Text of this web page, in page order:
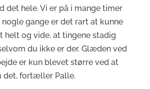
det hele. Vi er på i mange timer
gange er det rart at kunne
og vide, at tingene stadig
du ikke er der. Glæden ved
er kun blevet større ved at
det, fortæller Palle.